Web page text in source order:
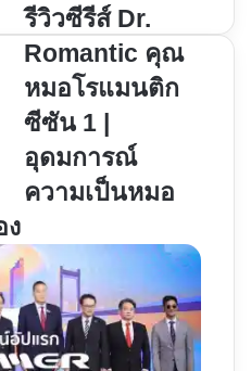
รีวิว
ซี
รีส์
Dr.
Romantic
คุณ
หมอ
โร
ติก
ซี
ซัน
1
รีวิวซีรีส์ Dr.
Romantic คุณ
หมอโรแมนติก
ซีซัน 1 |
อุดมการณ์
ความเป็นหมอ
ง